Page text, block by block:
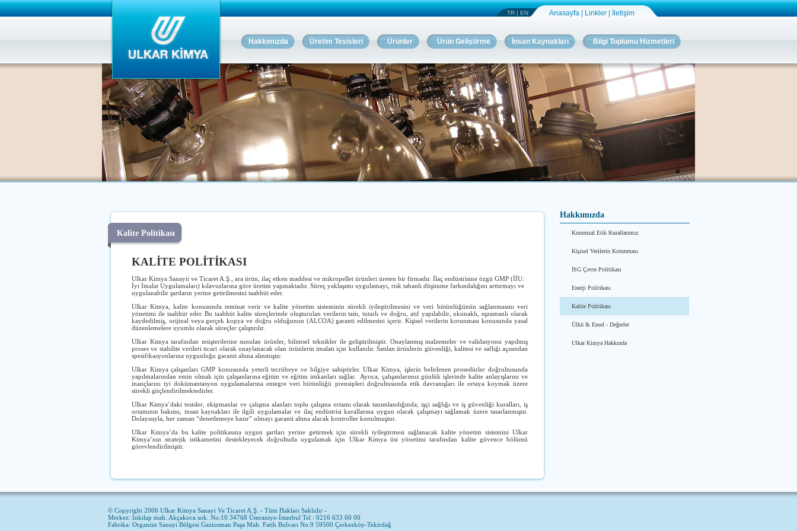
TR | EN Anasayfa Linkler İletişim
Bilgi Toplumu Hizmetleri
İnsan Kaynakları
Ürün Geliştirme
Ürünler
Üretim Tesisleri
Hakkımızda
Hakkımızda
Kurumsal Etik Kurallarımız
Kişisel Verilerin Korunması
İSG Çevre Politikası
Enerji Politikası
Kalite Politikası
Ülkü & Emel - Değerler
Ulkar Kimya Hakkında
Kalite Politikası
KALİTE POLİTİKASI
Ulkar Kimya Sanayii ve Ticaret A. Ş.
, ara ürün, ilaç etken maddesi ve mikropellet ürünleri üreten bir firmadır. İlaç endüstrisine özgü GMP (İİU:
İyi İmalat Uygulamaları) kılavuzlarına göre üretim yapmaktadır. Süreç yaklaşımı uygulamayı, risk tabanlı düşünme farkındalığını arttırmayı ve
uygulanabilir şartların yerine getirilmesini taahhüt eder.
Ulkar Kimya, kalite konusunda teminat verir ve kalite yönetim sisteminin sürekli iyileştirilmesini ve veri bütünlüğünün sağlanmasını veri
yönetimi ile taahhüt eder. Bu taahhüt kalite süreçlerinde oluşturulan verilerin tam, tutarlı ve doğru, atıf yapılabilir, okunaklı, eşzamanlı olarak
kaydedilmiş, orijinal veya gerçek kopya ve doğru olduğunun (ALCOA) garanti edilmesini içerir. Kişisel verilerin korunması konusunda yasal
düzenlemelere uyumlu olarak süreçler çalıştırılır.
Ulkar Kimya tarafından müşterilerine sunulan ürünler, bilimsel teknikler ile geliştirilmiştir. Onaylanmış malzemeler ve validasyonu yapılmış
proses ve stabilite verileri ticari olarak onaylanacak olan ürünlerin imalatı için kullanılır. Satılan ürünlerin güvenliği, kalitesi ve saflığı açısından
spesifikasyonlarına uygunluğu garanti altına alınmıştır.
Ulkar Kimya çalışanları GMP konusunda yeterli tecrübeye ve bilgiye sahiptirler. Ulkar Kimya, işlerin belirlenen prosedürler doğrultusunda
yapılmalarından emin olmak için çalışanlarına eğitim ve eğitim imkanları sağlar. Ayrıca, çalışanlarımız günlük işlerinde kalite anlayışlarını ve
inançlarını iyi dokümantasyon uygulamalarına entegre veri bütünlüğü prensipleri doğrultusunda etik davranışları ile ortaya koymak üzere
sürekli güçlendirilmektedirler.
Ulkar Kimya’daki tesisler, ekipmanlar ve çalışma alanları toplu çalışma ortamı olarak tanımlandığında; işçi sağlığı ve iş güvenliği kuralları, iş
ortamının bakımı, insan kaynakları ile ilgili uygulamalar ve ilaç endüstrisi kurallarına uygun olarak çalışmayı sağlamak üzere tasarlanmıştır.
Dolayısıyla, her zaman “denetlemeye hazır” olmayı garanti altına alacak kontroller konulmuştur.
Ulkar Kimya’da bu kalite politikasına uygun şartları yerine getirmek için sürekli iyileştirmesi sağlanacak kalite yönetim sistemini Ulkar
Kimya’nın stratejik istikametini destekleyecek doğrultuda uygulamak için Ulkar Kimya üst yönetimi tarafından kalite güvence bölümü
görevlendirilmiştir.
© Copyright 2006 Ulkar Kimya Sanayi Ve Ticaret A.Ş. - Tüm Hakları Saklıdır -
Merkez: İnkılap mah. Akçakoca sok. No:10 34768 Ümraniye-İstanbul Tel : 0216 633 60 00
Fabrika: Organize Sanayi Bölgesi Gaziosman Paşa Mah. Fatih Bulvarı No:9 59500 Çerkezköy-Tekirdağ